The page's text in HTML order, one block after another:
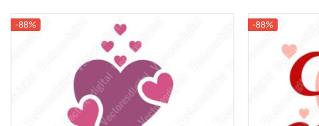
$ 8.00.$ 1.00.
-88% -88%